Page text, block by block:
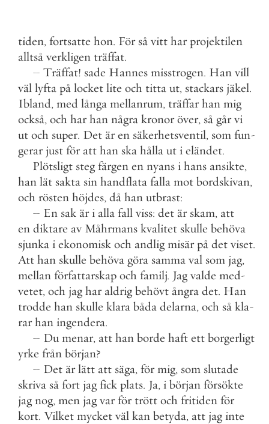
tiden, fortsatte hon. För så vitt har projektilen
alltså verkligen träffat.
– Träffat! sade Hannes misstrogen. Han vill
väl lyfta på locket lite och titta ut, stackars jäkel.
Ibland, med långa mellanrum, träffar han mig
också, och har han några kronor över, så går vi
ut och super. Det är en säkerhetsventil, som fun-
gerar just för att han ska hålla ut i eländet.
Plötsligt steg färgen en nyans i hans ansikte,
han lät sakta sin handflata falla mot bordskivan,
och rösten höjdes, då han utbrast:
– En sak är i alla fall viss: det är skam, att
en diktare av Måhrmans kvalitet skulle behöva
sjunka i ekonomisk och andlig misär på det viset.
Att han skulle behöva göra samma val som jag,
mellan författarskap och familj. Jag valde med-
vetet, och jag har aldrig behövt ångra det. Han
trodde han skulle klara båda delarna, och så kla-
rar han ingendera.
– Du menar, att han borde haft ett borgerligt
yrke från början?
– Det är lätt att säga, för mig, som slutade
skriva så fort jag fick plats. Ja, i början försökte
jag nog, men jag var för trött och fritiden för
kort. Vilket mycket väl kan betyda, att jag inte